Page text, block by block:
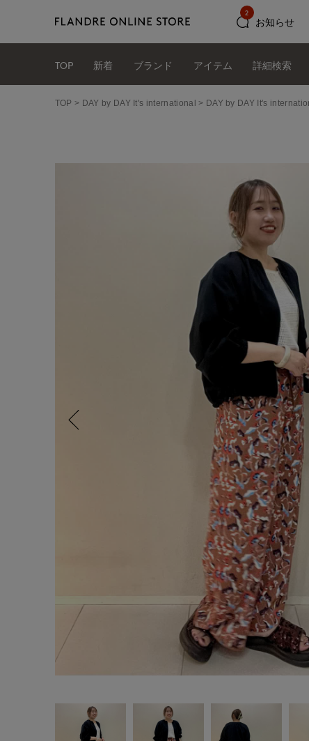
お知らせ
2
TOP 新着 ブランド アイテム 詳細検索
TOP DAY by DAY It's international DAY by DAY It's